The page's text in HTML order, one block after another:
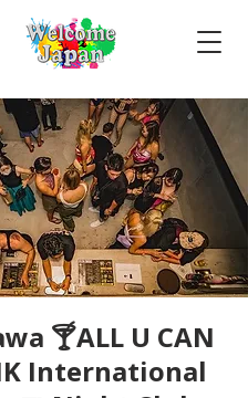
🍸ALL U CAN
International